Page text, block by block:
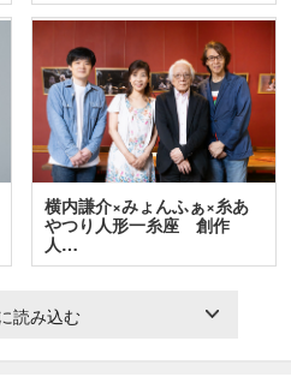
横内謙介×みょんふぁ×糸あ
やつり人形一糸座 創作
人…
読み込む